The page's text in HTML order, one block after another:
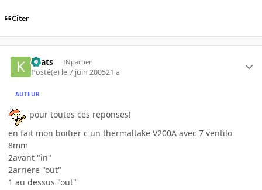
Citer
Keats INpactien
Posté(e) le 7 juin 200521 a
AUTEUR
pour toutes ces reponses!
en fait mon boitier c un thermaltake V200A avec 7 ventilo
8mm
2avant "in"
2arriere "out"
1 au dessus "out"